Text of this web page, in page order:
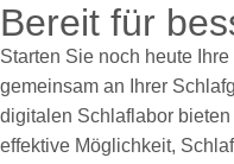
Bereit für
Starten Sie noch heute
gemeinsam an Ihrer
digitalen Schlaflabor
effektive Möglichkeit,